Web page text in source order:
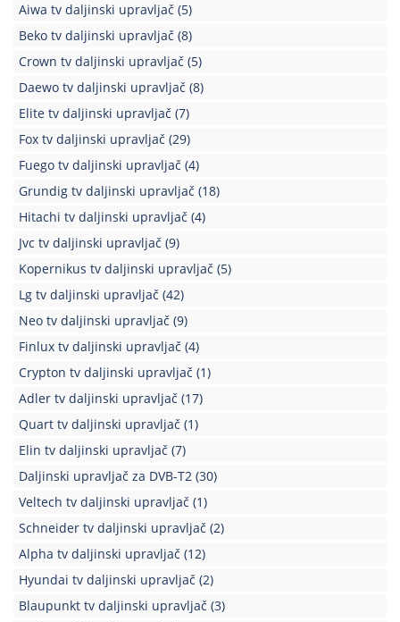
Aiwa tv daljinski upravljač (5)
Beko tv daljinski upravljač (8)
Crown tv daljinski upravljač (5)
Daewo tv daljinski upravljač (8)
Elite tv daljinski upravljač (7)
Fox tv daljinski upravljač (29)
Fuego tv daljinski upravljač (4)
Grundig tv daljinski upravljač (18)
Hitachi tv daljinski upravljač (4)
Jvc tv daljinski upravljač (9)
Kopernikus tv daljinski upravljač (5)
Lg tv daljinski upravljač (42)
Neo tv daljinski upravljač (9)
Finlux tv daljinski upravljač (4)
Crypton tv daljinski upravljač (1)
Adler tv daljinski upravljač (17)
Quart tv daljinski upravljač (1)
Elin tv daljinski upravljač (7)
Daljinski upravljač za DVB-T2 (30)
Veltech tv daljinski upravljač (1)
Schneider tv daljinski upravljač (2)
Alpha tv daljinski upravljač (12)
Hyundai tv daljinski upravljač (2)
Blaupunkt tv daljinski upravljač (3)